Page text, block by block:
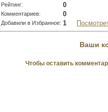
Рейтинг: 0
Комментариев: 0
Добавили в Избранное: 1
Ваши
Чтобы оставить